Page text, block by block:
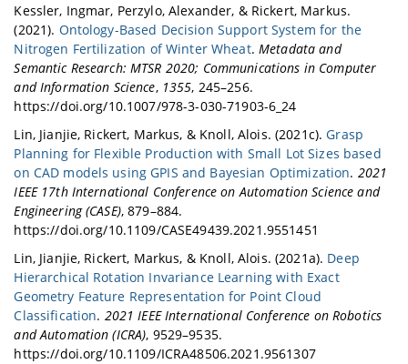
Kessler, Ingmar, Perzylo, Alexander, & Rickert, Markus.
(2021). Ontology-Based Decision Support System for the
Nitrogen Fertilization of Winter Wheat. Metadata and
Semantic Research: MTSR 2020; Communications in Computer
and Information Science, 1355, 245–256.
https://doi.org/10.1007/978-3-030-71903-6_24
Lin, Jianjie, Rickert, Markus, & Knoll, Alois. (2021c).Grasp
Planning for Flexible Production with Small Lot Sizes based
on CAD models using GPIS and Bayesian Optimization. 2021
IEEE 17th International Conference on Automation Science and
Engineering (CASE), 879–884.
https://doi.org/10.1109/CASE49439.2021.9551451
Lin, Jianjie, Rickert, Markus, & Knoll, Alois. (2021a). Deep
Hierarchical Rotation Invariance Learning with Exact
Geometry Feature Representation for Point Cloud
Classification. 2021 IEEE International Conference on Robotics
and Automation (ICRA), 9529–9535.
https://doi.org/10.1109/ICRA48506.2021.9561307